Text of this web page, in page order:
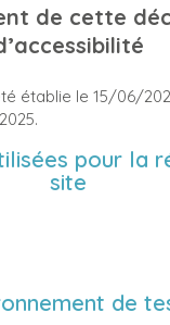
de cette
établie le 15/06/
pour la
site
de